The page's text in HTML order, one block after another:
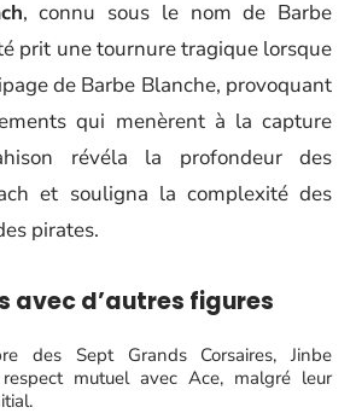
, connu sous le nom de Barbe
prit une tournure tragique lorsque
de Barbe Blanche, provoquant
qui menèrent à la capture
révéla la profondeur des
et souligna la complexité des
pirates.
avec d’autres figures
des Sept Grands Corsaires, Jinbe
mutuel avec Ace, malgré leur